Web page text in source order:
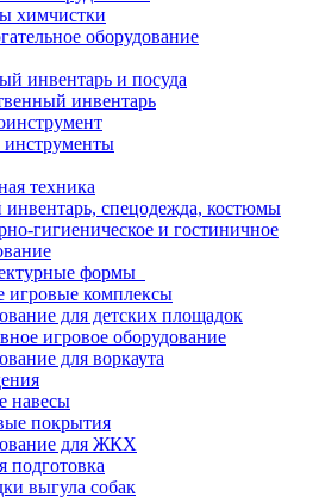
химчистки
оборудование
инвентарь и посуда
инвентарь
техника
спецодежда, костюмы
гигиеническое и гостиничное
формы
игровые комплексы
для детских площадок
игровое оборудование
для воркаута
навесы
покрытия
для ЖКХ
подготовка
выгула собак